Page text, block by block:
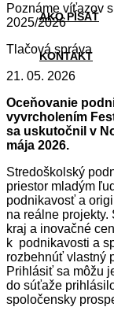
AKO PÍSAŤ
KONTAKT
Poznáme víťazov
2025/2026
Tlačová správa
21. 05. 2026
Oceňovanie
vyvrcholením
sa uskutočnil v
mája 2026.
Stredoškolský
priestor mladým
podnikavosť a
na reálne
kraj a inovačné
k podnikavosti a
rozbehnúť vlastný
Prihlásiť sa môžu
do súťaže
spoločensky